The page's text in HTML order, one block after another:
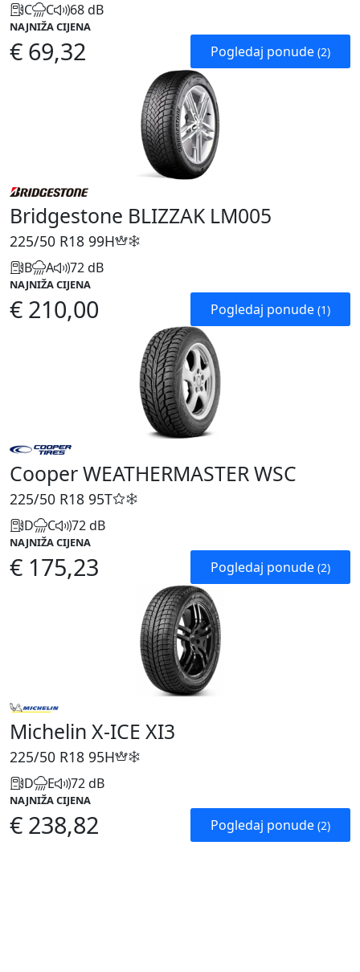
C C 68 dB
NAJNIŽA CIJENA
€ 69,32 Pogledaj ponude (2)
Bridgestone BLIZZAK LM005
225/50 R18 99H
B A 72 dB
NAJNIŽA CIJENA
€ 210,00 Pogledaj ponude (1)
Cooper WEATHERMASTER WSC
225/50 R18 95T
D C 72 dB
NAJNIŽA CIJENA
€ 175,23 Pogledaj ponude (2)
Michelin X-ICE XI3
225/50 R18 95H
D E 72 dB
NAJNIŽA CIJENA
€ 238,82 Pogledaj ponude (2)